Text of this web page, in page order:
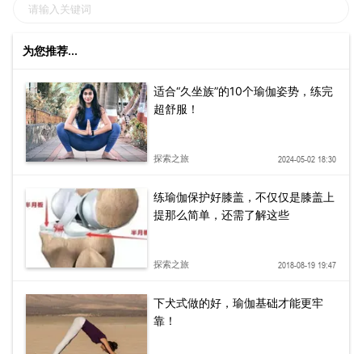
为您推荐...
适合“久坐族”的10个瑜伽姿势，练完
超舒服！
探索之旅 2024-05-02 18:30
练瑜伽保护好膝盖，不仅仅是膝盖上
提那么简单，还需了解这些
探索之旅 2018-08-19 19:47
下犬式做的好，瑜伽基础才能更牢
靠！